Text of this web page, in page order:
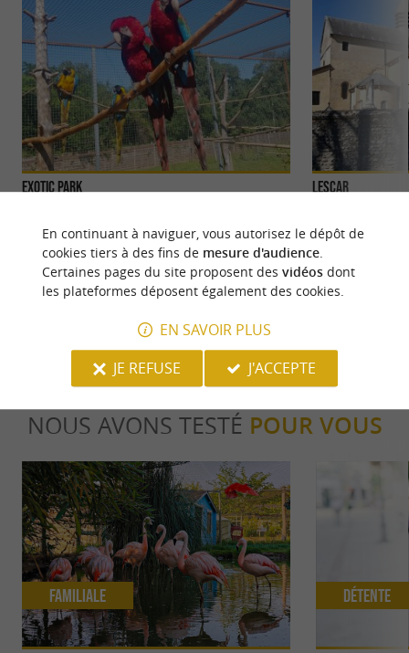
Exotic Park
situé en face du lac des Carolins à Lescar. Vous
découvrirez sur ...
2,4 km - Lescar
Lescar
située dans le
été l' ...
NOUS AVONS TESTÉ POUR VOUS
Familiale Détente
En continuant à naviguer, vous autorisez le dépôt de
cookies tiers à des fins de mesure d'audience.
Certaines pages du site proposent des vidéosdont
les plateformes déposent également des cookies.
EN SAVOIR PLUS
JE REFUSE
J'ACCEPTE